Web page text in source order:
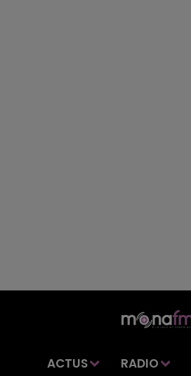
ACTUS RADIO